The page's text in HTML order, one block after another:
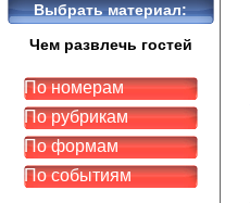
Выбрать материал:
Чем развлечь гостей
По номерам
По рубрикам
По формам
По событиям